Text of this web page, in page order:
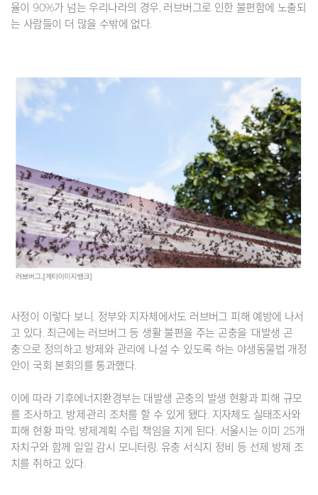
율이 90%가 넘는 우리나라의 경우, 러브버그로 인한 불편함에 노출되
는 사람들이 더 많을 수밖에 없다.
사정이 이렇다 보니, 정부와 지자체에서도 러브버그 피해 예방에 나서
고 있다. 최근에는 러브버그 등 생활 불편을 주는 곤충을 ‘대발생 곤
충’으로 정의하고 방제와 관리에 나설 수 있도록 하는 야생동물법 개정
안이 국회 본회의를 통과했다.
이에 따라 기후에너지환경부는 대발생 곤충의 발생 현황과 피해 규모
를 조사하고, 방제·관리 조처를 할 수 있게 됐다. 지자체도 실태조사와
피해 현황 파악, 방제계획 수립 책임을 지게 된다. 서울시는 이미 25개
자치구와 함께 일일 감시 모니터링, 유충 서식지 정비 등 선제 방제 조
치를 취하고 있다.